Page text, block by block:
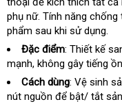
cấp
nhất
phụ nữnơi
bán
. Tính năng
phẩm sau khi sử dụng.
Đặc điểm: Thiết kế
mạnhnhanh
nhất
, không gây tiếng ồn
Cách dùng: Vệ sinh
nút nguồn vận
để bật/ tắt